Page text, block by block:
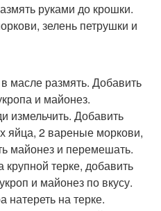
руками до крошки.
зелень петрушки и
масле размять. Добавить
и майонез.
измельчить. Добавить
яйца, 2 вареные моркови,
майонез и перемешать.
крупной терке, добавить
и майонез по вкусу.
натереть на терке.